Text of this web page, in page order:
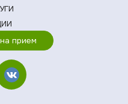
прием